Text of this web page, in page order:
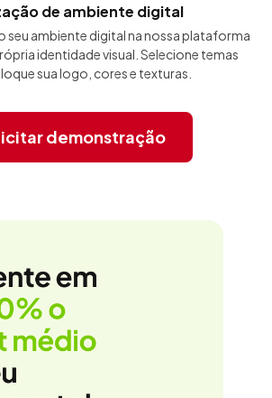
de ambiente digital
seu ambiente digital na nossa plataforma
identidade visual. Selecione temas
sua logo, cores e texturas.
demonstração